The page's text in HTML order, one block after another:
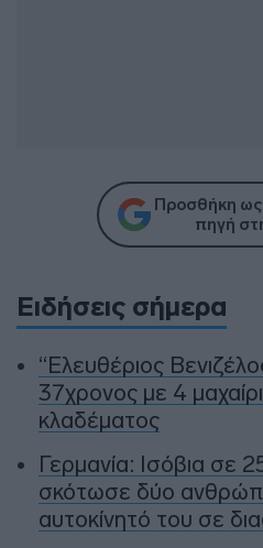
Προσθήκη ως
πηγή
Ειδήσεις σήμερα
“Ελευθέριος
37χρονος με 4
κλαδέματος
Γερμανία: Ισόβια σε
σκότωσε δύο
αυτοκίνητό του σε